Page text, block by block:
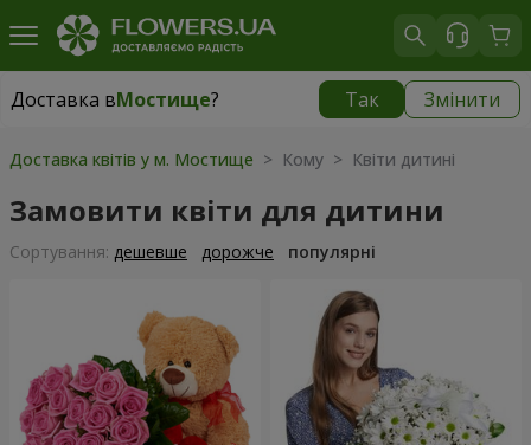
Доставка вМостище? Так Змінити
Доставка вМостище|
Доставка квітів у м. Мостище > Кому > Квіти дитині
Замовити квіти для дитини
Сортування: дешевше дорожче популярні